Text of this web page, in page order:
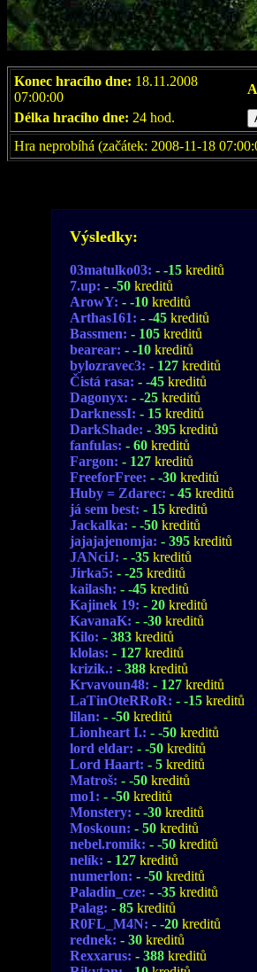
Konec hracího dne: 18.11.2008
07:00:00
Délka hracího dne: 24 hod.
Hra neprobíhá (začátek: 2008-11-18
Výsledky:
03matulko03: - -15 kreditů
7.up: - -50 kreditů
ArowY: - -10 kreditů
Arthas161: - -45 kreditů
Bassmen: - 105 kreditů
bearear: - -10 kreditů
bylozravec3: - 127 kreditů
Čistá rasa: - -45 kreditů
Dagonyx: - -25 kreditů
DarknessI: - 15 kreditů
DarkShade: - 395 kreditů
fanfulas: - 60 kreditů
Fargon: - 127 kreditů
FreeforFree: - -30 kreditů
Huby = Zdarec: - 45 kreditů
já sem best: - 15 kreditů
Jackalka: - -50 kreditů
jajajajenomja: - 395 kreditů
JANciJ: - -35 kreditů
Jirka5: - -25 kreditů
kailash: - -45 kreditů
Kajinek 19: - 20 kreditů
KavanaK: - -30 kreditů
Kilo: - 383 kreditů
klolas: - 127 kreditů
krizik.: - 388 kreditů
Krvavoun48: - 127 kreditů
LaTinOteRRoR: - -15 kreditů
lilan: - -50 kreditů
Lionheart I.: - -50 kreditů
lord eldar: - -50 kreditů
Lord Haart: - 5 kreditů
Matroš: - -50 kreditů
mo1: - -50 kreditů
Monstery: - -30 kreditů
Moskoun: - 50 kreditů
nebel.romik: - -50 kreditů
nelík: - 127 kreditů
numerlon: - -50 kreditů
Paladin_cze: - -35 kreditů
Palag: - 85 kreditů
R0FL_M4N: - -20 kreditů
rednek: - 30 kreditů
Rexxarus: - 388 kreditů